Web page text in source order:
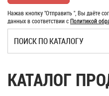
Нажав кнопку "Отправить ", Вы даёте
данных в соответствии сПолитикой
КАТАЛОГ